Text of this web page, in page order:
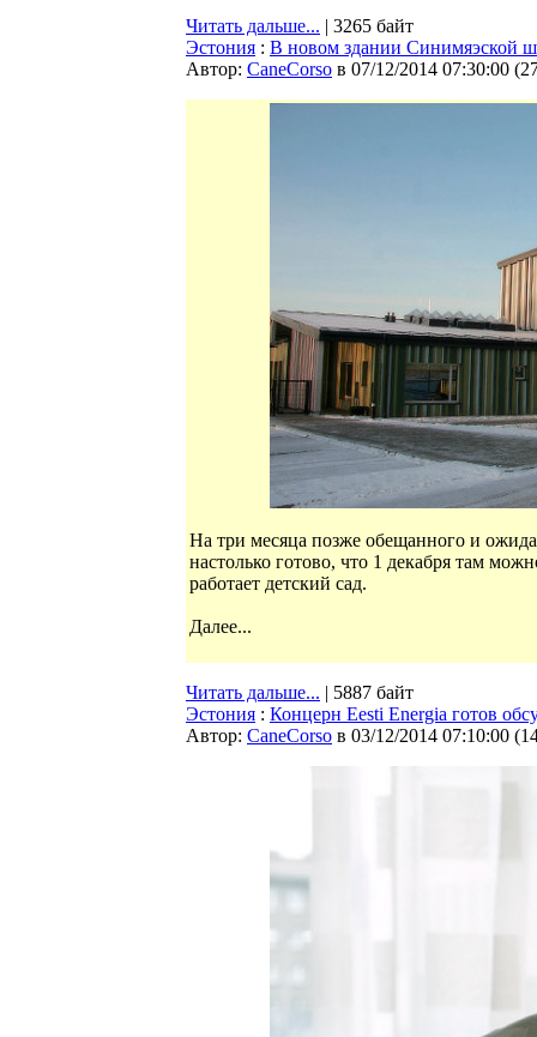
Читать дальше... | 3265 байт
Эстония : В новом здании Синимяэской
Автор: CaneCorso в 07/12/2014 07:30:00 (
На три месяца позже обещанного и
настолько готово, что 1 декабря там
работает детский сад.
Далее...
Читать дальше... | 5887 байт
Эстония : Концерн Eesti Energia готов
Автор: CaneCorso в 03/12/2014 07:10:00 (